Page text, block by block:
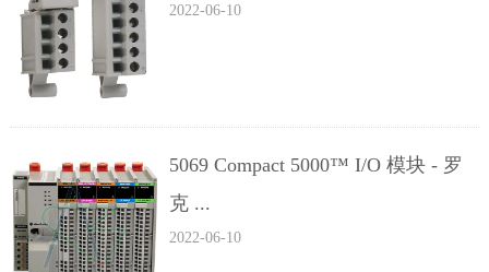
2022-06-10
5069 Compact 5000™ I/O 模块 - 罗
克 ...
2022-06-10